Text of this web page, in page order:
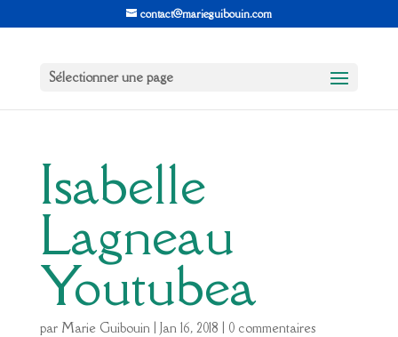
contact@marieguibouin.com
Sélectionner une page
Isabelle
Lagneau
Youtubea
par Marie Guibouin| Jan 16, 2018 | 0 commentaires